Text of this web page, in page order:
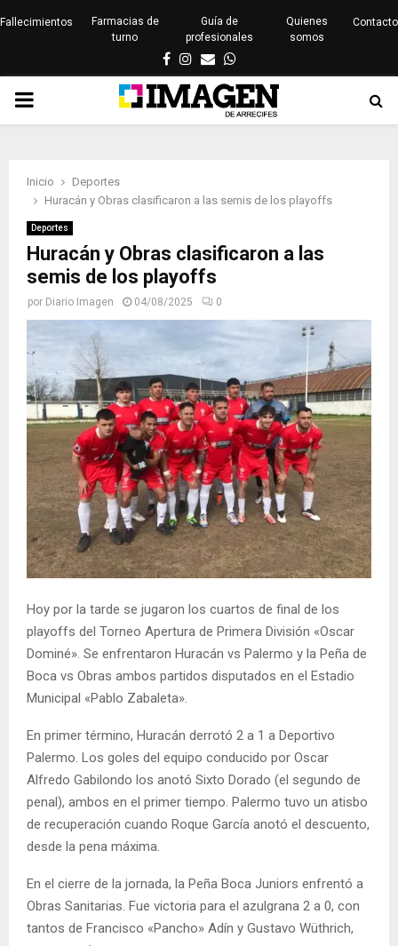
Fallecimientos
Farmacias de
turno
Guía de
profesionales
Quienes
somos
Contacto
Facebook
Instagram
EmailWhatsapp
PRIMARY
Inicio
Deportes
Huracán y Obras clasificaron a las semis de los playoffs
Deportes
Huracán y Obras clasificaron a las
semis de los playoffs
por Diario Imagen 04/08/2025 0
Hoy por la tarde se jugaron los cuartos de final de los
playoffs del Torneo Apertura de Primera División «Oscar
Dominé». Se enfrentaron Huracán vs Palermo y la Peña de
Boca vs Obras ambos partidos disputados en el Estadio
Municipal «Pablo Zabaleta».
En primer término, Huracán derrotó 2 a 1 a Deportivo
Palermo. Los goles del equipo conducido por Oscar
Alfredo Gabilondo los anotó Sixto Dorado (el segundo de
penal), ambos en el primer tiempo. Palermo tuvo un atisbo
de recuperación cuando Roque García anotó el descuento,
desde la pena máxima.
En el cierre de la jornada, la Peña Boca Juniors enfrentó a
Obras Sanitarias. Fue victoria para el azulgrana 2 a 0, con
tantos de Francisco «Pancho» Adín y Gustavo Wüthrich,